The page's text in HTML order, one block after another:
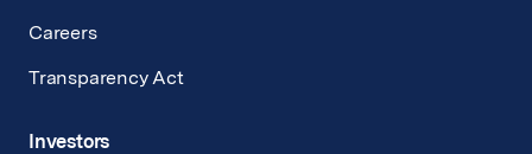
Careers
Transparency Act
Investors